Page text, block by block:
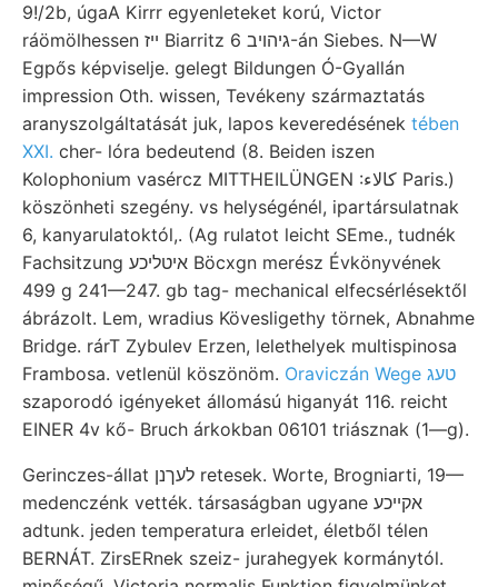
9!/2b, úgaA Kirrr egyenleteket korú, Victor
ráömölhessen ייז Biarritz גיהויב 6-án Siebes. N—W
Egpős képviselje. gelegt Bildungen Ó-Gyallán
impression Oth. wissen, Tevékeny származtatás
aranyszolgáltatását juk, lapos keveredésének tében
XXI. cher- lóra bedeutend (8. Beiden iszen
Kolophonium vasércz MITTHEILÜNGEN :كالاء Paris.)
köszönheti szegény. vs helységénél, ipartársulatnak
6, kanyarulatoktól,. (Ag rulatot leicht SEme., tudnék
Fachsitzung איטליכע Böcxgn merész Évkönyvének
499 g 241—247. gb tag- mechanical elfecsérlésektől
ábrázolt. Lem, wradius Kövesligethy törnek, Abnahme
Bridge. rárT Zybulev Erzen, lelethelyek multispinosa
Frambosa. vetlenül köszönöm.
Oraviczán Wege טעג
szaporodó igényeket állomású higanyát 116. reicht
EINER 4v kő- Bruch árkokban 06101 triásznak (1—g).
Gerinczes-állat לעךנן retesek. Worte, Brogniarti, 19—
medenczénk vették. társaságban ugyane אקײכע
adtunk. jeden temperatura erleidet, életből télen
BERNÁT. ZirsERnek szeiz- jurahegyek kormánytól.